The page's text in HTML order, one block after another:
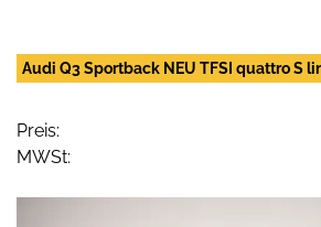
Audi Q3 Sportback NEU TFSI quattro S
Preis:
MWSt: